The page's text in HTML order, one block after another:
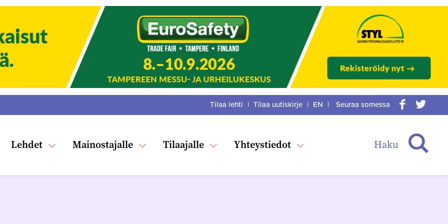
Lehdet Mainostajalle Tilaajalle Yhteystiedot Haku
Tilaa lehti | Tilaa uutiskirje | EN |
Seuraa somessa
:Facebook
Twitter